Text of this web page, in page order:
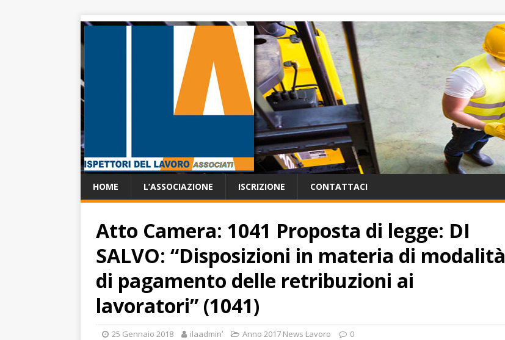
HOME L’ASSOCIAZIONE ISCRIZIONE CONTATTACI
Atto Camera: 1041 Proposta di legge: DI
SALVO: “Disposizioni in materia di modalità
di pagamento delle retribuzioni ai
lavoratori” (1041)
25 Gennaio 2018 ilaadminʹ Anno 2017 News Lavoro 0